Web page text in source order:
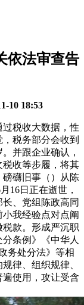
依法审查告
10 18:53
税收大数据，性
税务部分会收到
并跟企业确认，
收等步履，将其
礴旧事（）从陈
16日正在逝世，
、党组陈政高同
我经验点对点阐
款。形成严沉职
条例》《中华人
务处分法》等相
律、组织规律、
使用，攻让受含